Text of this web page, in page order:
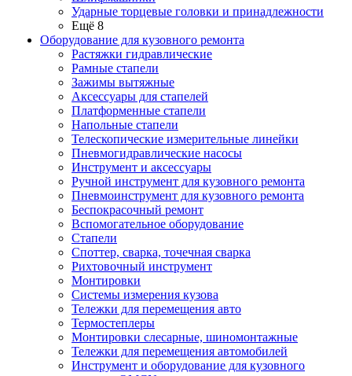
Ударные торцевые головки и принадлежности
Ещё 8
Оборудование для кузовного ремонта
Растяжки гидравлические
Рамные стапели
Зажимы вытяжные
Аксессуары для стапелей
Платформенные стапели
Напольные стапели
Телескопические измерительные линейки
Пневмогидравлические насосы
Инструмент и аксессуары
Ручной инструмент для кузовного ремонта
Пневмоинструмент для кузовного ремонта
Беспокрасочный ремонт
Вспомогательное оборудование
Стапели
Споттер, сварка, точечная сварка
Рихтовочный инструмент
Монтировки
Системы измерения кузова
Тележки для перемещения авто
Термостеплеры
Монтировки слесарные, шиномонтажные
Тележки для перемещения автомобилей
Инструмент и оборудование для кузовного